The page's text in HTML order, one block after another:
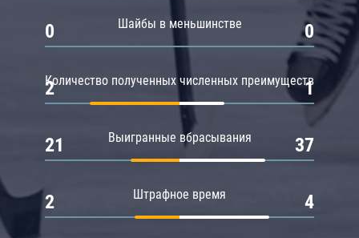
Шайбы в меньшинстве
0 0
Количество полученных численных преимуществ
2 1
Выигранные вбрасывания
21 37
Штрафное время
2 4